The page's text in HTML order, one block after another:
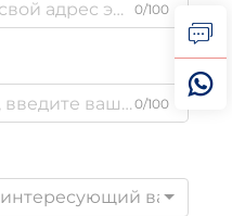
0/100
0/100
вас